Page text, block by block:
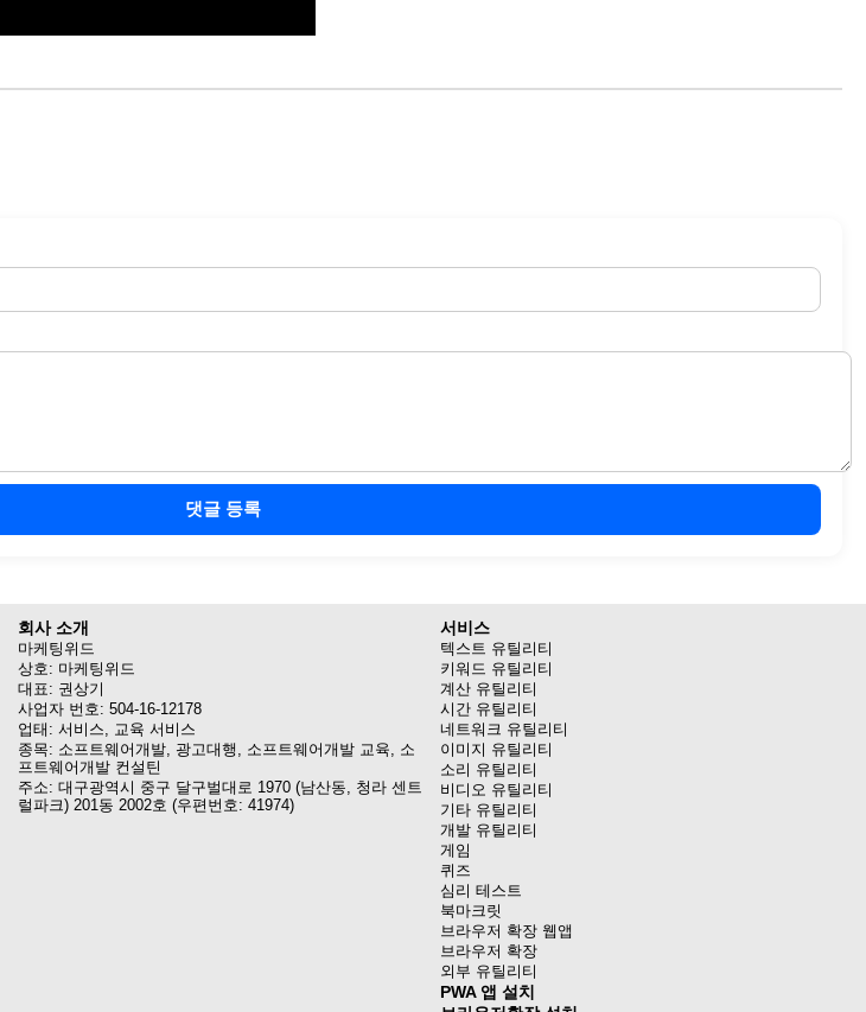
댓글 등록
회사 소개
마케팅위드
상호: 마케팅위드
대표: 권상기
사업자 번호: 504-16-12178
업태: 서비스, 교육 서비스
종목: 소프트웨어개발, 광고대행, 소프트웨어개발 교육, 소
프트웨어개발 컨설틴
주소: 대구광역시 중구 달구벌대로 1970 (남산동, 청라 센트
럴파크) 201동 2002호 (우편번호: 41974)
서비스
텍스트 유틸리티
키워드 유틸리티
계산 유틸리티
시간 유틸리티
네트워크 유틸리티
이미지 유틸리티
소리 유틸리티
비디오 유틸리티
기타 유틸리티
개발 유틸리티
게임
퀴즈
심리 테스트
북마크릿
브라우저 확장 웹앱
브라우저 확장
외부 유틸리티
PWA 앱 설치